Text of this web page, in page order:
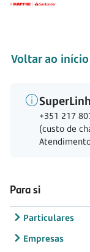
Voltar ao início
+351 217
(custo de
Para si
Particulares
Empresas